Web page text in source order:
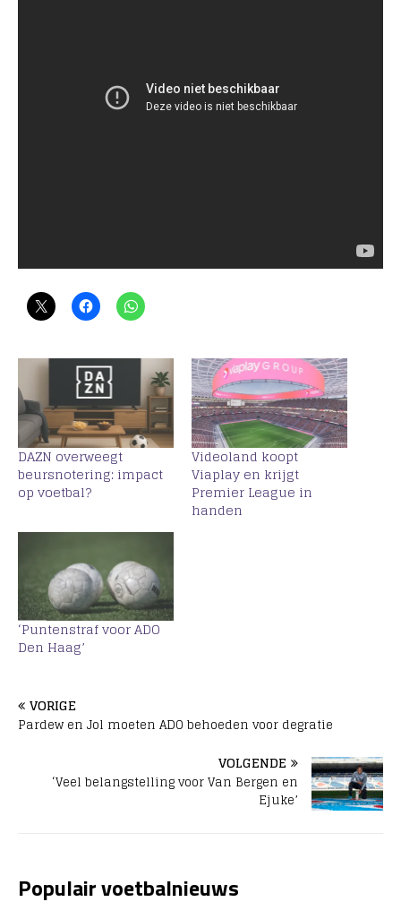
DAZN overweegt
beursnotering: impact
op voetbal?
Videoland koopt
Viaplay en krijgt
Premier League in
handen
‘Puntenstraf voor ADO
Den Haag’
VORIGE
Pardew en Jol moeten ADO behoeden voor degratie
VOLGENDE
‘Veel belangstelling voor Van Bergen en
Ejuke’
Populair voetbalnieuws